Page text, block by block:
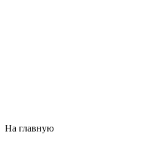
На главную